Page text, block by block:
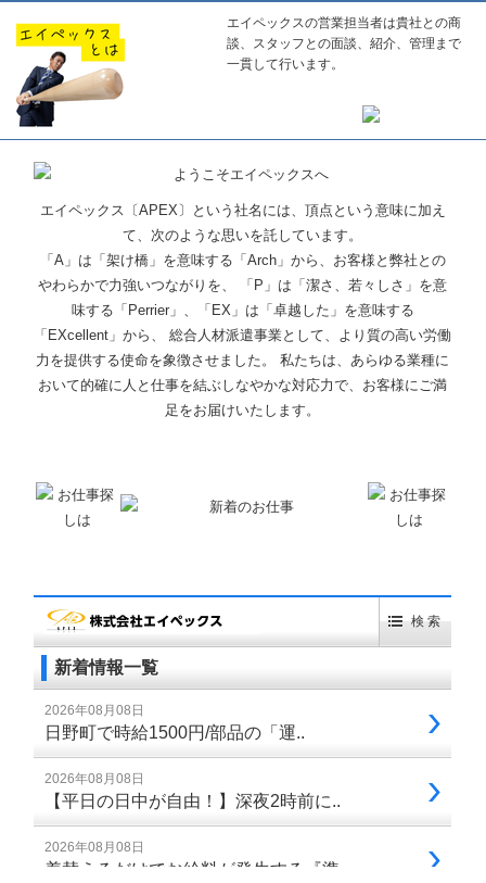
エイペックスの営業担当者は貴社との商
談、スタッフとの面談、紹介、管理まで
一貫して行います。
エイペックス〔APEX〕という社名には、頂点という意味に加え
て、次のような思いを託しています。
「A」は「架け橋」を意味する「Arch」から、お客様と弊社との
やわらかで力強いつながりを、 「P」は「潔さ、若々しさ」を意
味する「Perrier」、「EX」は「卓越した」を意味する
「EXcellent」から、 総合人材派遣事業として、より質の高い労働
力を提供する使命を象徴させました。 私たちは、あらゆる業種に
おいて的確に人と仕事を結ぶしなやかな対応力で、お客様にご満
足をお届けいたします。